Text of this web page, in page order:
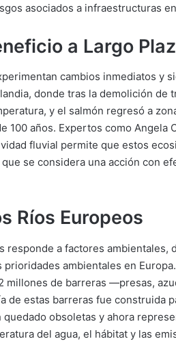
asociados a infraestructuras
a Largo
cambios inmediatos y
donde tras la demolición de
y el salmón regresó a
100 años. Expertos como Angela
fluvial permite que estos
se considera una acción con
Ríos Europeos
responde a factores ambientales,
ambientales en
millones de barreras —presas,
de estas barreras fue construida
obsoletas y ahora
del agua, el hábitat y las